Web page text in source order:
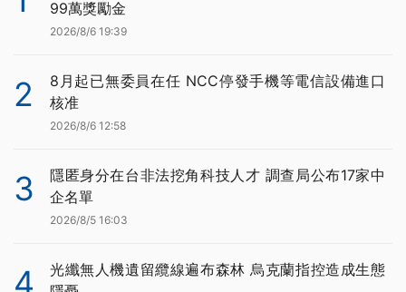
99萬獎勵金
2026/8/6 19:39
2
8月起已無委員在任 NCC停發手機等電信設備進口
核准
2026/8/6 12:58
3
隱匿身分在台非法挖角科技人才 調查局公布17家中
企名單
2026/8/5 16:03
4
光纖無人機遺留纜線遍布森林 烏克蘭指控造成生態